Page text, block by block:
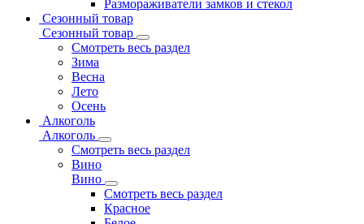
Размораживатели замков и стекол
Сезонный товар
Сезонный товар
Смотреть весь раздел
Зима
Весна
Лето
Осень
Алкоголь
Алкоголь
Смотреть весь раздел
Вино
Вино
Смотреть весь раздел
Красное